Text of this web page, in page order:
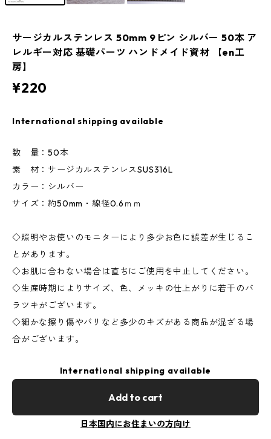
サージカルステンレス 50mm 9ピン シルバー 50本 ア
レルギー対応 基礎パーツ ハンドメイド資材 【en工
房】
¥220
International shipping available
数 量：50本
素 材：サージカルステンレスSUS316L
カラー：シルバー
サイズ：約50mm・線径0.6ｍｍ
◇照明やお使いのモニターにより多少お色に誤差が生じるこ
とがあります。
◇お肌に合わない場合は直ちにご使用を中止してください。
◇生産時期によりサイズ、色、メッキの仕上がりに若干のバ
ラツキがございます。
◇細かな擦り傷やバリなど多少のキズがある商品が混ざる場
合がございます。
International shipping available
Add to cart
日本国内にお住まいの方向け